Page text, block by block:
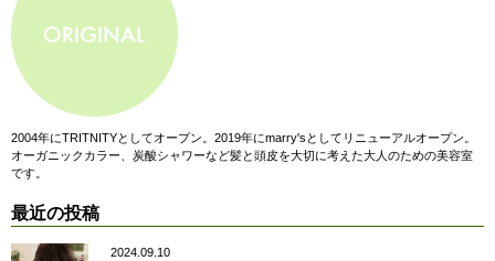
2004年にTRITNITYとしてオープン。2019年にmarry'sとしてリニューアルオープン。
オーガニックカラー、炭酸シャワーなど髪と頭皮を大切に考えた大人のための美容室
です。
最近の投稿
2024.09.10